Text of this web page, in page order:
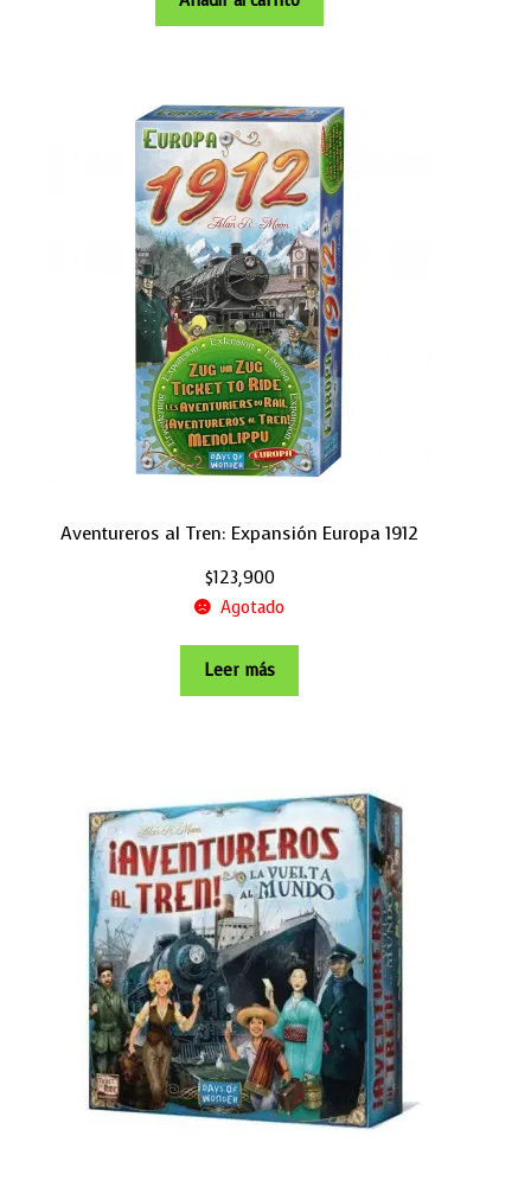
Aventureros al Tren: Expansión Europa 1912
$123,900
Agotado
Leer más